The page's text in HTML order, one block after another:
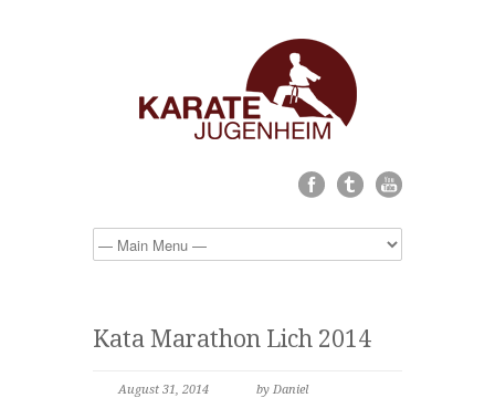
Kata Marathon Lich 2014
August 31, 2014
by Daniel